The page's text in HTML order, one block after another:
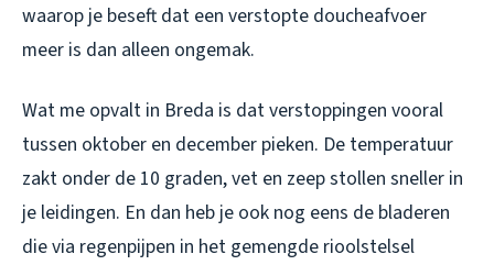
waarop je beseft dat een verstopte doucheafvoer
meer is dan alleen ongemak.
Wat me opvalt in Breda is dat verstoppingen vooral
tussen oktober en december pieken. De temperatuur
zakt onder de 10 graden, vet en zeep stollen sneller in
je leidingen. En dan heb je ook nog eens de bladeren
die via regenpijpen in het gemengde rioolstelsel